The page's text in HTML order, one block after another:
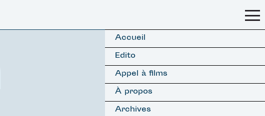
Accueil
Edito
Appel à films
À propos
Archives